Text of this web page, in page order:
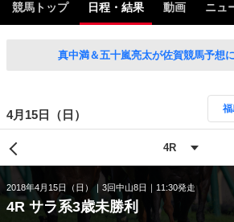
競馬トップ 日程・結果 動画 ニュ
真中満＆五十嵐亮太が佐賀競馬予想
4月15日（日）
2018年4月15日（日） 3回中山8日 11:30発走
4R サラ系3歳未勝利